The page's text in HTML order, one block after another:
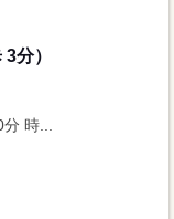
分）
分 時...